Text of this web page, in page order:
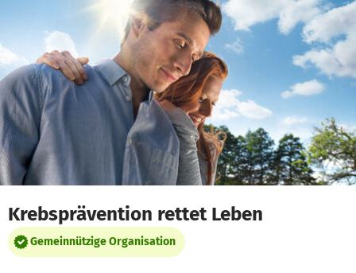
Zum Hauptinhalt springen
Erklärung zur Barrierefreiheit anzeigen
Krebsprävention rettet Leben
Gemeinnützige Organisation